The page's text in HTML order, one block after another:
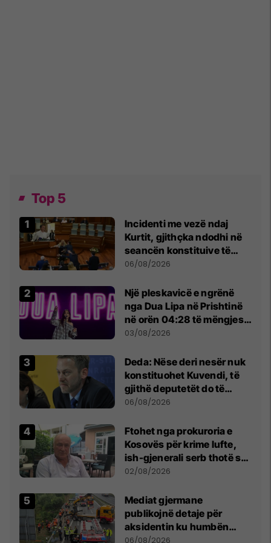
Top 5
Incidenti me vezë ndaj
Kurtit, gjithçka ndodhi në
seancën konstituive të
Kuvendit
06/08/2026
Një pleskavicë e ngrënë
nga Dua Lipa në Prishtinë
në orën 04:28 të mëngjesit
- dhe bota digjitale serbe
03/08/2026
Deda: Nëse deri nesër nuk
konstituohet Kuvendi, të
gjithë deputetët do të
bëjnë shkelje të rëndë
06/08/2026
Ftohet nga prokuroria e
Kosovës për krime lufte,
ish-gjenerali serb thotë se
dikush e tradhtoi në
02/08/2026
Mediat gjermane
publikojnë detaje për
aksidentin ku humbën
jetën tre mërgimtarë nga
06/08/2026